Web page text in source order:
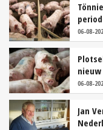
06-08-
06-08-
Jan